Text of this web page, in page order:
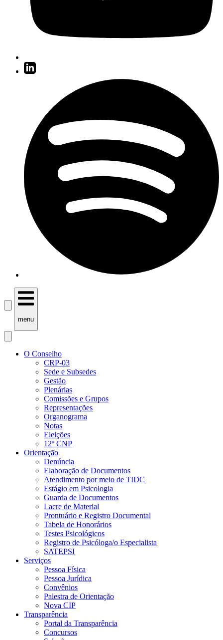
menu
O Conselho
CRP-03
Sede e Subsedes
Gestão
Plenárias
Comissões e Grupos
Representações
Organograma
Notas
Eleições
12º CNP
Orientação
Denúncia
Elaboração de Documentos
Atendimento por meio de TIDC
Estágio em Psicologia
Guarda de Documentos
Lacre de Material
Prontuário e Registro Documental
Tabela de Honorários
Testes Psicológicos
Registro de Psicóloga/o Especialista
SATEPSI
Serviços
Pessoa Física
Pessoa Jurídica
Convênios
Palestra de Orientação
Nova CIP
Transparência
Portal da Transparência
Concursos